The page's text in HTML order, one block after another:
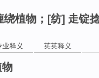
绕植物；[纺] 走锭
业释义 英英释义